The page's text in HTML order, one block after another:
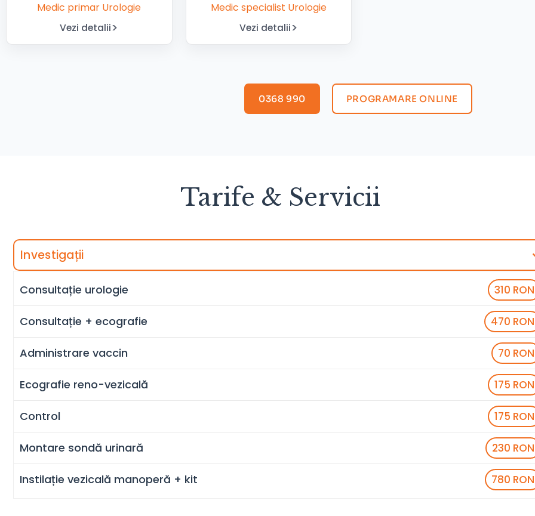
Medic primar Urologie
Vezi detalii
Medic specialist Urologie
Vezi detalii
0368 990 PROGRAMARE ONLINE
Tarife & Servicii
Investigații
Consultație urologie 310 RON
Consultație + ecografie 470 RON
Administrare vaccin 70 RON
Ecografie reno-vezicală 175 RON
Control 175 RON
Montare sondă urinară 230 RON
Instilație vezicală manoperă + kit 780 RON